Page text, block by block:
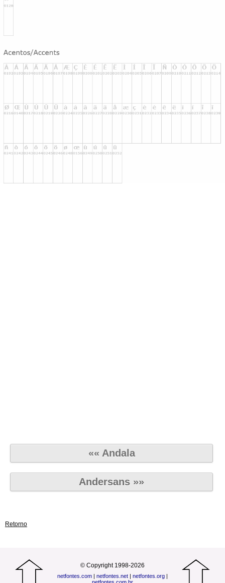
«« Andala
Andersans »»
Retorno
© Copyright 1998-2026
netfontes.com | netfontes.net | netfontes.org |